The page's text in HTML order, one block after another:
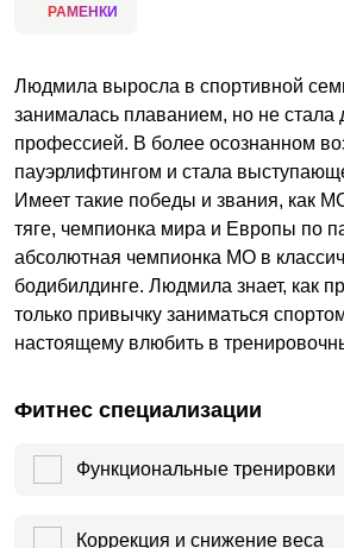
РАМЕНКИ
Людмила выросла в спортивной
занималась плаванием, но не стала
профессией. В более осознанном
пауэрлифтингом и стала
Имеет такие победы и звания, как
тяге, чемпионка мира и Европы по
абсолютная чемпионка МО в
бодибилдинге. Людмила знает, как
только привычку заниматься
настоящему влюбить в
Фитнес специализации
Функциональные тренировки
Коррекция и снижение веса